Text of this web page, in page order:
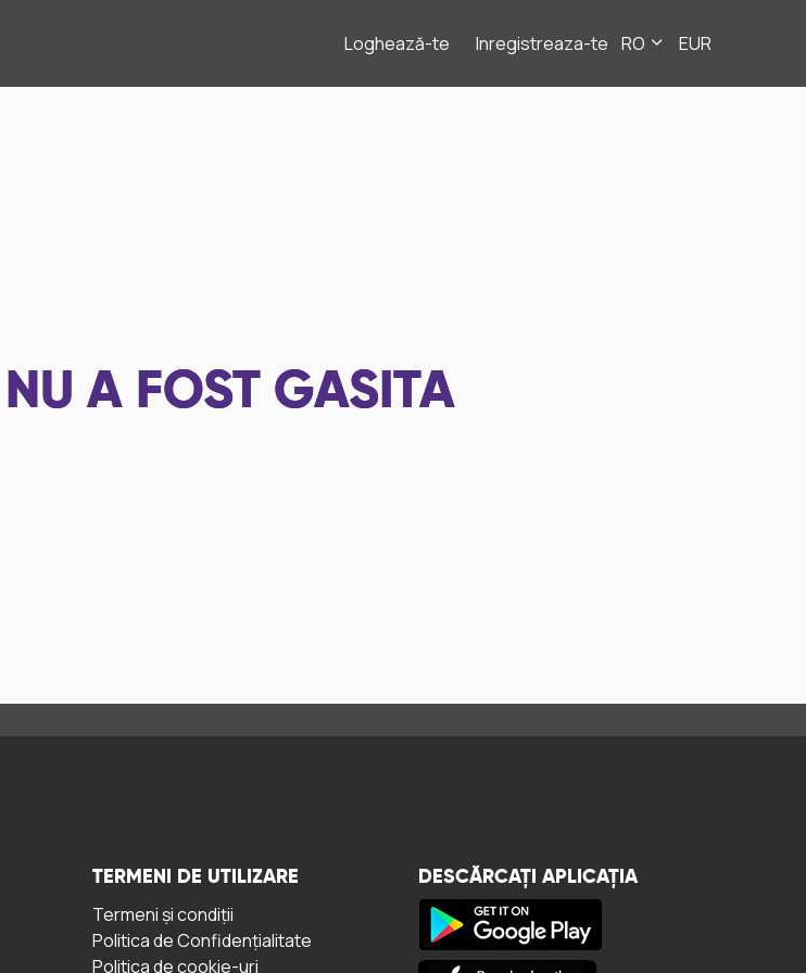
Loghează-te Inregistreaza-te RO EUR
A FOST GASITA
TERMENI DE UTILIZARE
Termeni și condiții
Politica de Confidențialitate
Politica de cookie-uri
DESCĂRCAȚI APLICAȚIA